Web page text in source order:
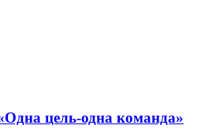
цель-одна команда»